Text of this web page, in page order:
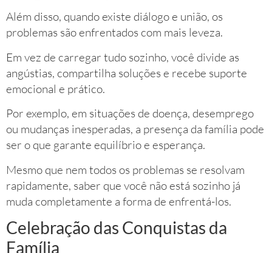
Além disso, quando existe diálogo e união, os
problemas são enfrentados com mais leveza.
Em vez de carregar tudo sozinho, você divide as
angústias, compartilha soluções e recebe suporte
emocional e prático.
Por exemplo, em situações de doença, desemprego
ou mudanças inesperadas, a presença da família pode
ser o que garante equilíbrio e esperança.
Mesmo que nem todos os problemas se resolvam
rapidamente, saber que você não está sozinho já
muda completamente a forma de enfrentá-los.
Celebração das Conquistas da
Família